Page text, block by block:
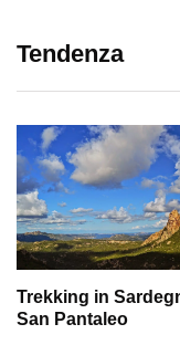
Tendenza
Trekking in
San Pantaleo